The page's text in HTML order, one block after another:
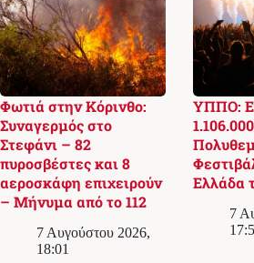
Φωτιά στην Κόρινθο:
Συναγερμός στο
Στεφάνι – 82
πυροσβέστες και 8
αεροσκάφη επιχειρούν
– Μήνυμα από το 112
7 Αυγούστου 2026,
18:01
ΥΠΠΟ:
Ελλάδα
7